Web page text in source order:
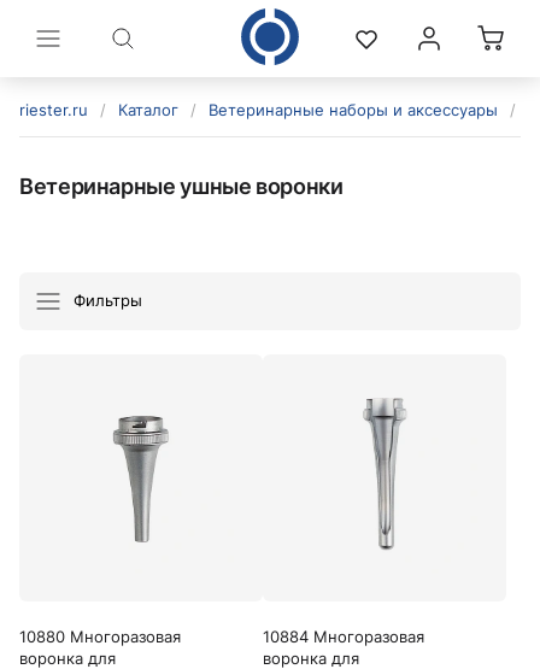
riester.ru / Каталог / Ветеринарные наборы и аксессуары /
Ветеринарные ушные воронки
Фильтры
10880 Многоразовая
воронка для
10884 Многоразовая
воронка для
политикой конфиденциальности